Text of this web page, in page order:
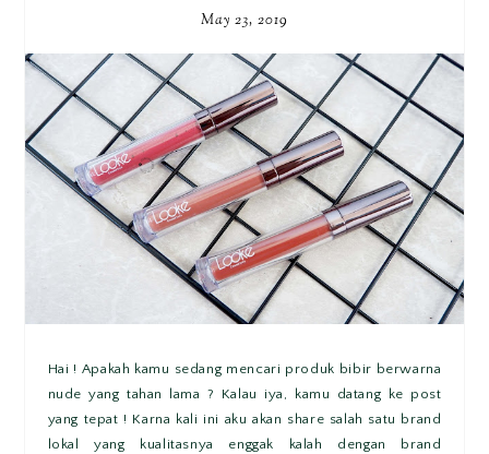
May 23, 2019
Hai ! Apakah kamu sedang mencari produk bibir berwarna
nude yang tahan lama ? Kalau iya, kamu datang ke post
yang tepat ! Karna kali ini aku akan share salah satu brand
lokal yang kualitasnya enggak kalah dengan brand